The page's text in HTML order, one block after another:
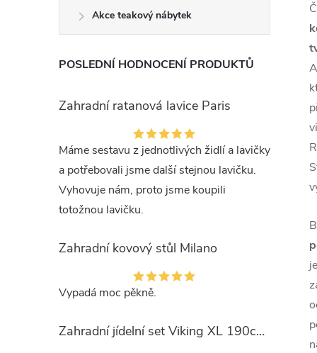
Akce teakový nábytek
POSLEDNÍ HODNOCENÍ PRODUKTŮ
Zahradní ratanová lavice Paris
Máme sestavu z jednotlivých židlí a lavičky
a potřebovali jsme další stejnou lavičku.
Vyhovuje nám, proto jsme koupili
totožnou lavičku.
Zahradní kovový stůl Milano
Vypadá moc pěkně.
Zahradní jídelní set Viking XL 190cm + 8x kovová židle Ramada